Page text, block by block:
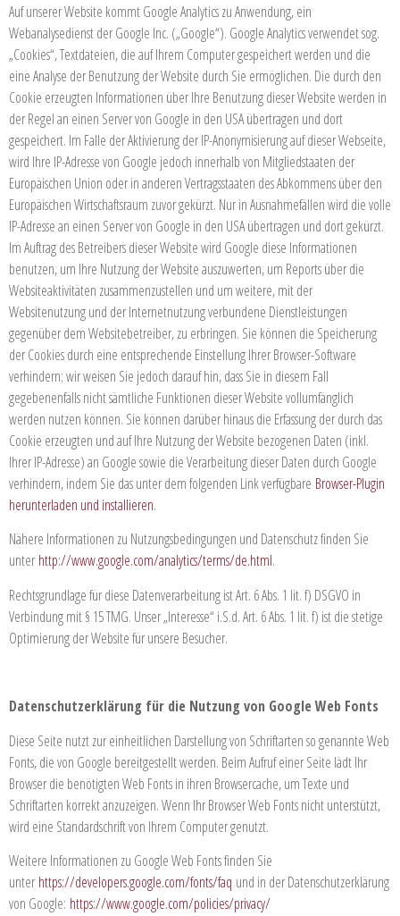
Auf unserer Website kommt Google Analytics zu Anwendung, ein
Webanalysedienst der Google Inc. („Google“). Google Analytics verwendet sog.
„Cookies“, Textdateien, die auf Ihrem Computer gespeichert werden und die
eine Analyse der Benutzung der Website durch Sie ermöglichen. Die durch den
Cookie erzeugten Informationen über Ihre Benutzung dieser Website werden in
der Regel an einen Server von Google in den USA übertragen und dort
gespeichert. Im Falle der Aktivierung der IP-Anonymisierung auf dieser Webseite,
wird Ihre IP-Adresse von Google jedoch innerhalb von Mitgliedstaaten der
Europäischen Union oder in anderen Vertragsstaaten des Abkommens über den
Europäischen Wirtschaftsraum zuvor gekürzt. Nur in Ausnahmefällen wird die volle
IP-Adresse an einen Server von Google in den USA übertragen und dort gekürzt.
Im Auftrag des Betreibers dieser Website wird Google diese Informationen
benutzen, um Ihre Nutzung der Website auszuwerten, um Reports über die
Websiteaktivitäten zusammenzustellen und um weitere, mit der
Websitenutzung und der Internetnutzung verbundene Dienstleistungen
gegenüber dem Websitebetreiber, zu erbringen. Sie können die Speicherung
der Cookies durch eine entsprechende Einstellung Ihrer Browser-Software
verhindern; wir weisen Sie jedoch darauf hin, dass Sie in diesem Fall
gegebenenfalls nicht sämtliche Funktionen dieser Website vollumfänglich
werden nutzen können. Sie können darüber hinaus die Erfassung der durch das
Cookie erzeugten und auf Ihre Nutzung der Website bezogenen Daten (inkl.
Ihrer IP-Adresse) an Google sowie die Verarbeitung dieser Daten durch Google
verhindern, indem Sie das unter dem folgenden Link verfügbare Browser-Plugin
herunterladen und installieren.
Nähere Informationen zu Nutzungsbedingungen und Datenschutz finden Sie
unter http://www.google.com/analytics/terms/de.html.
Rechtsgrundlage für diese Datenverarbeitung ist Art. 6 Abs. 1 lit. f) DSGVO in
Verbindung mit § 15 TMG. Unser „Interesse“ i.S.d. Art. 6 Abs. 1 lit. f) ist die stetige
Optimierung der Website für unsere Besucher.
Datenschutzerklärung für die Nutzung von Google Web Fonts
Diese Seite nutzt zur einheitlichen Darstellung von Schriftarten so genannte Web
Fonts, die von Google bereitgestellt werden. Beim Aufruf einer Seite lädt Ihr
Browser die benötigten Web Fonts in ihren Browsercache, um Texte und
Schriftarten korrekt anzuzeigen. Wenn Ihr Browser Web Fonts nicht unterstützt,
wird eine Standardschrift von Ihrem Computer genutzt.
Weitere Informationen zu Google Web Fonts finden Sie
unter https://developers.google.com/fonts/faq und in der Datenschutzerklärung
von Google: https://www.google.com/policies/privacy/